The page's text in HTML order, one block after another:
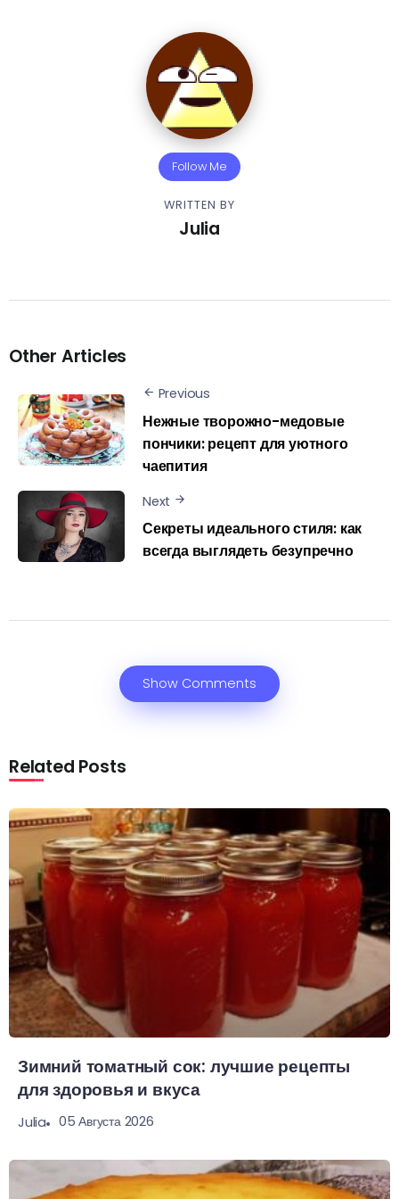
Follow Me
WRITTEN BY
Julia
Other Articles
Previous
Нежные творожно-медовые
пончики: рецепт для уютного
чаепития
Next
Секреты идеального стиля: как
всегда выглядеть безупречно
Show Comments
Related Posts
Зимний томатный сок: лучшие рецепты
для здоровья и вкуса
Julia 05 Августа 2026